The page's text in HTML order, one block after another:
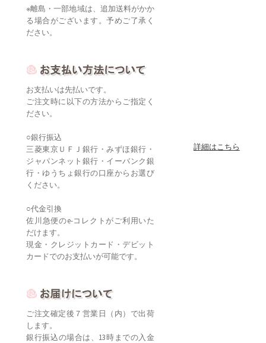
※離島・一部地域は、追加送料がかか
る場合がございます。予めご了承く
ださい。
お支払いは先払いです。
ご注文時に以下の方法からご指定く
ださい。
○銀行振込
三菱東京ＵＦＪ銀行・みずほ銀行・
ジャパンネット銀行・イーバンク銀
行・ゆうちょ銀行の口座からお選び
ください。
○代金引換
佐川急便のe-コレクトがご利用いた
だけます。
現金・クレジットカード・デビット
カードでのお支払いが可能です。
詳細はこちら
ご注文確定後７営業日（内）で出荷
します。
銀行振込の場合は、13時までの入金